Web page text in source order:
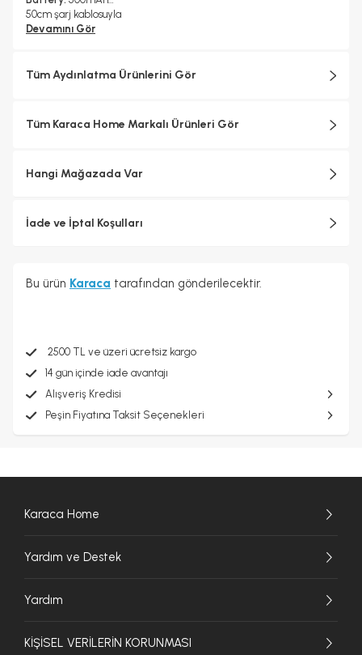
50cm şarj kablosuyla
Devamını Gör
Tüm Aydınlatma Ürünlerini Gör
Tüm Karaca Home Markalı Ürünleri Gör
Hangi Mağazada Var
İade ve İptal Koşulları
Bu ürün Karaca tarafından gönderilecektir.
2500 TL ve üzeri ücretsiz kargo
14 gün içinde iade avantajı
Alışveriş Kredisi
Peşin Fiyatına Taksit Seçenekleri
Karaca Home
Yardım ve Destek
Yardım
KİŞİSEL VERİLERİN KORUNMASI